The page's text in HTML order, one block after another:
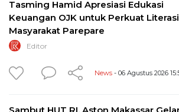
Tasming Hamid Apresiasi Edukasi
Keuangan OJK untuk Perkuat Literasi
Masyarakat Parepare
Editor
News - 06 Agustus 2026